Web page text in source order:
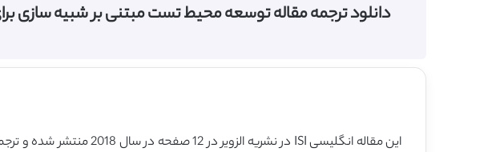
دانلود ترجمه مقاله توسعه محیط تست مبتنی بر شبیه سازی برای نرم افزارهای
این مقاله انگلیسی ISI در نشریه الزویر در 12 صفحه در سال 2018 منتشر شده و ترجمه آن 29 صفحه میباشد. کیفیت ترجمه این مقاله ویژه – طلایی